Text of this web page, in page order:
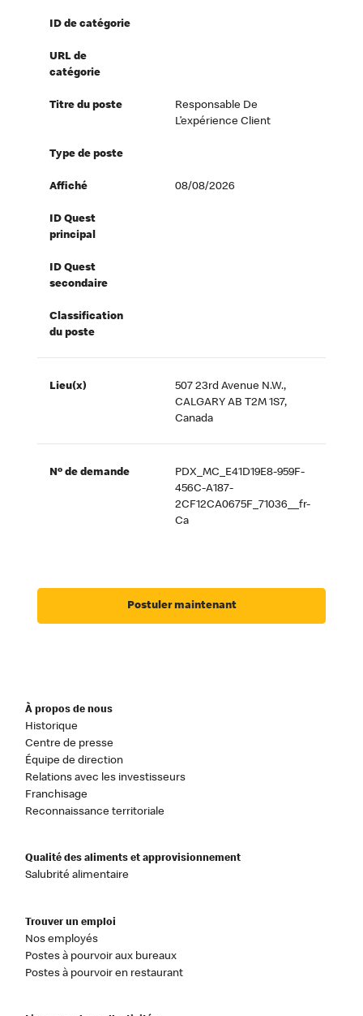
ID de catégorie
URL de
catégorie
Titre du poste
Responsable De
L’expérience Client
Type de poste
Affiché 08/08/2026
ID Quest
principal
ID Quest
secondaire
Classification
du poste
Lieu(x)
507 23rd Avenue N.W.,
CALGARY AB T2M 1S7,
Canada
Nº de demande
PDX_MC_E41D19E8-959F-
456C-A187-
2CF12CA0675F_71036__fr-
Ca
Postuler maintenant
À propos de nous
Historique
Centre de presse
Équipe de direction
Relations avec les investisseurs
Franchisage
Reconnaissance territoriale
Qualité des aliments et approvisionnement
Salubrité alimentaire
Trouver un emploi
Nos employés
Postes à pourvoir aux bureaux
Postes à pourvoir en restaurant